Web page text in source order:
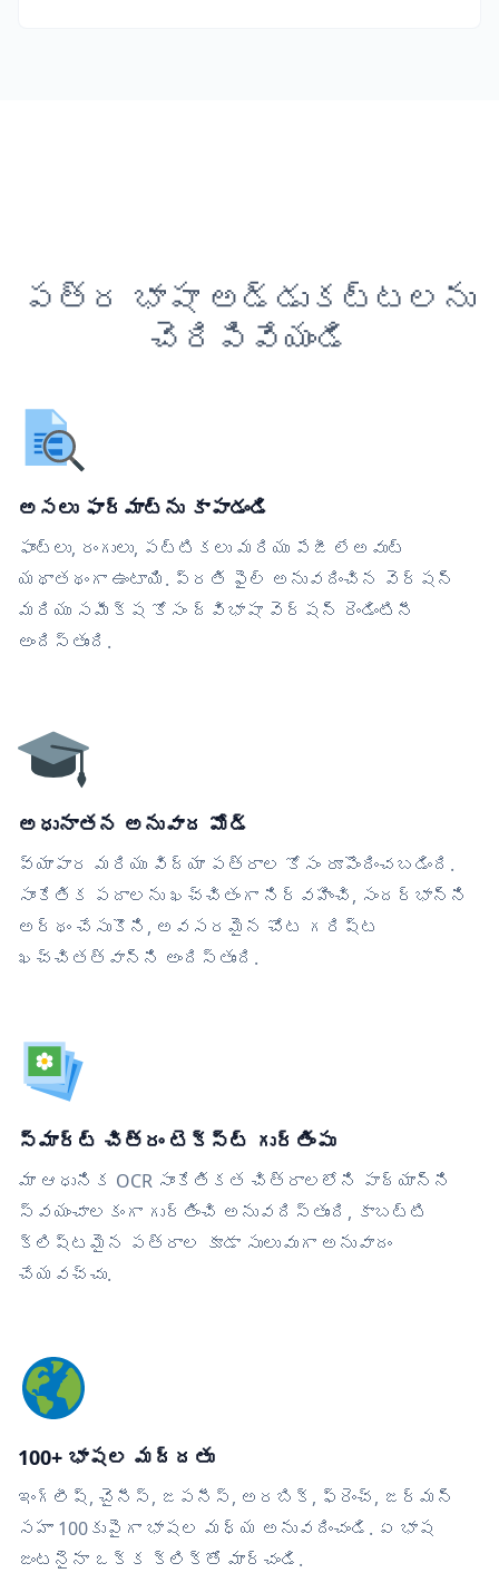
పత్ర భాషా అడ్డుకట్టలను
చెరిపివేయండి
అసలు ఫార్మాట్‌ను కాపాడండి
ఫాంట్లు, రంగులు, పట్టికలు మరియు పేజీ లేఅవుట్
యథాతథంగా ఉంటాయి. ప్రతి ఫైల్ అనువదించిన వెర్షన్
మరియు సమీక్ష కోసం ద్విభాషా వెర్షన్ రెండింటినీ
అందిస్తుంది.
అధునాతన అనువాద మోడ్
వ్యాపార మరియు విద్యా పత్రాల కోసం రూపొందించబడింది.
సాంకేతిక పదాలను ఖచ్చితంగా నిర్వహించి, సందర్భాన్ని
అర్థం చేసుకొని, అవసరమైన చోట గరిష్ట
ఖచ్చితత్వాన్ని అందిస్తుంది.
స్మార్ట్ చిత్రం టెక్స్ట్ గుర్తింపు
మా ఆధునిక OCR సాంకేతికత చిత్రాలలోని పాఠ్యాన్ని
స్వయంచాలకంగా గుర్తించి అనువదిస్తుంది, కాబట్టి
క్లిష్టమైన పత్రాల కూడా సులువుగా అనువాదం
చేయవచ్చు.
100+ భాషల మద్దతు
ఇంగ్లీష్, చైనీస్, జపనీస్, అరబిక్, ఫ్రెంచ్, జర్మన్
సహా 100కుపైగా భాషల మధ్య అనువదించండి. ఏ భాష
జంటనైనా ఒక్క క్లిక్‌తో మార్చండి.